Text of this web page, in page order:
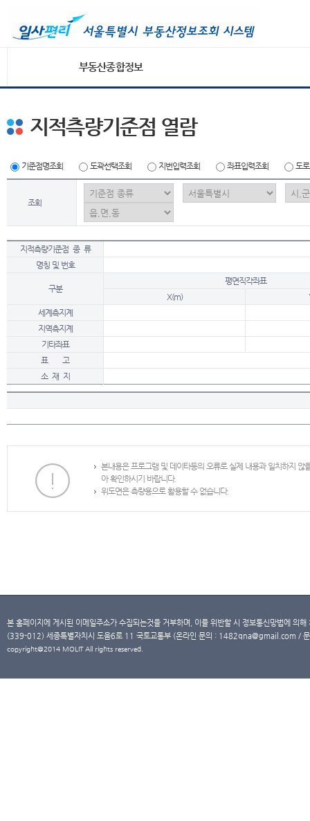
부동산종합정보
지적측량기준점 열람
기준점명조회 도곽선택조회 지번입력조회 좌표입력조회 도
조회
지적측량기준점 종 류
명칭 및 번호
구분
평면직각좌표
X(m)
세계측지계
지역측지계
기타좌표
표 고
소 재 지
본내용은 프로그램 및 데이타등의 오류로 실제 내용과 일치하지
아 확인하시기 바랍니다.
위도면은 측량용으로 활용할 수 없습니다.
본 홈페이지에 게시된 이메일주소가 수집되는것을 거부하며, 이를 위반할 시 정보통신망법에 의
(339-012) 세종특별자치시 도움6로 11 국토교통부 (온라인 문의 : 1482qna@gmail.com /
copyright@2014 MOLIT All rights reserved.